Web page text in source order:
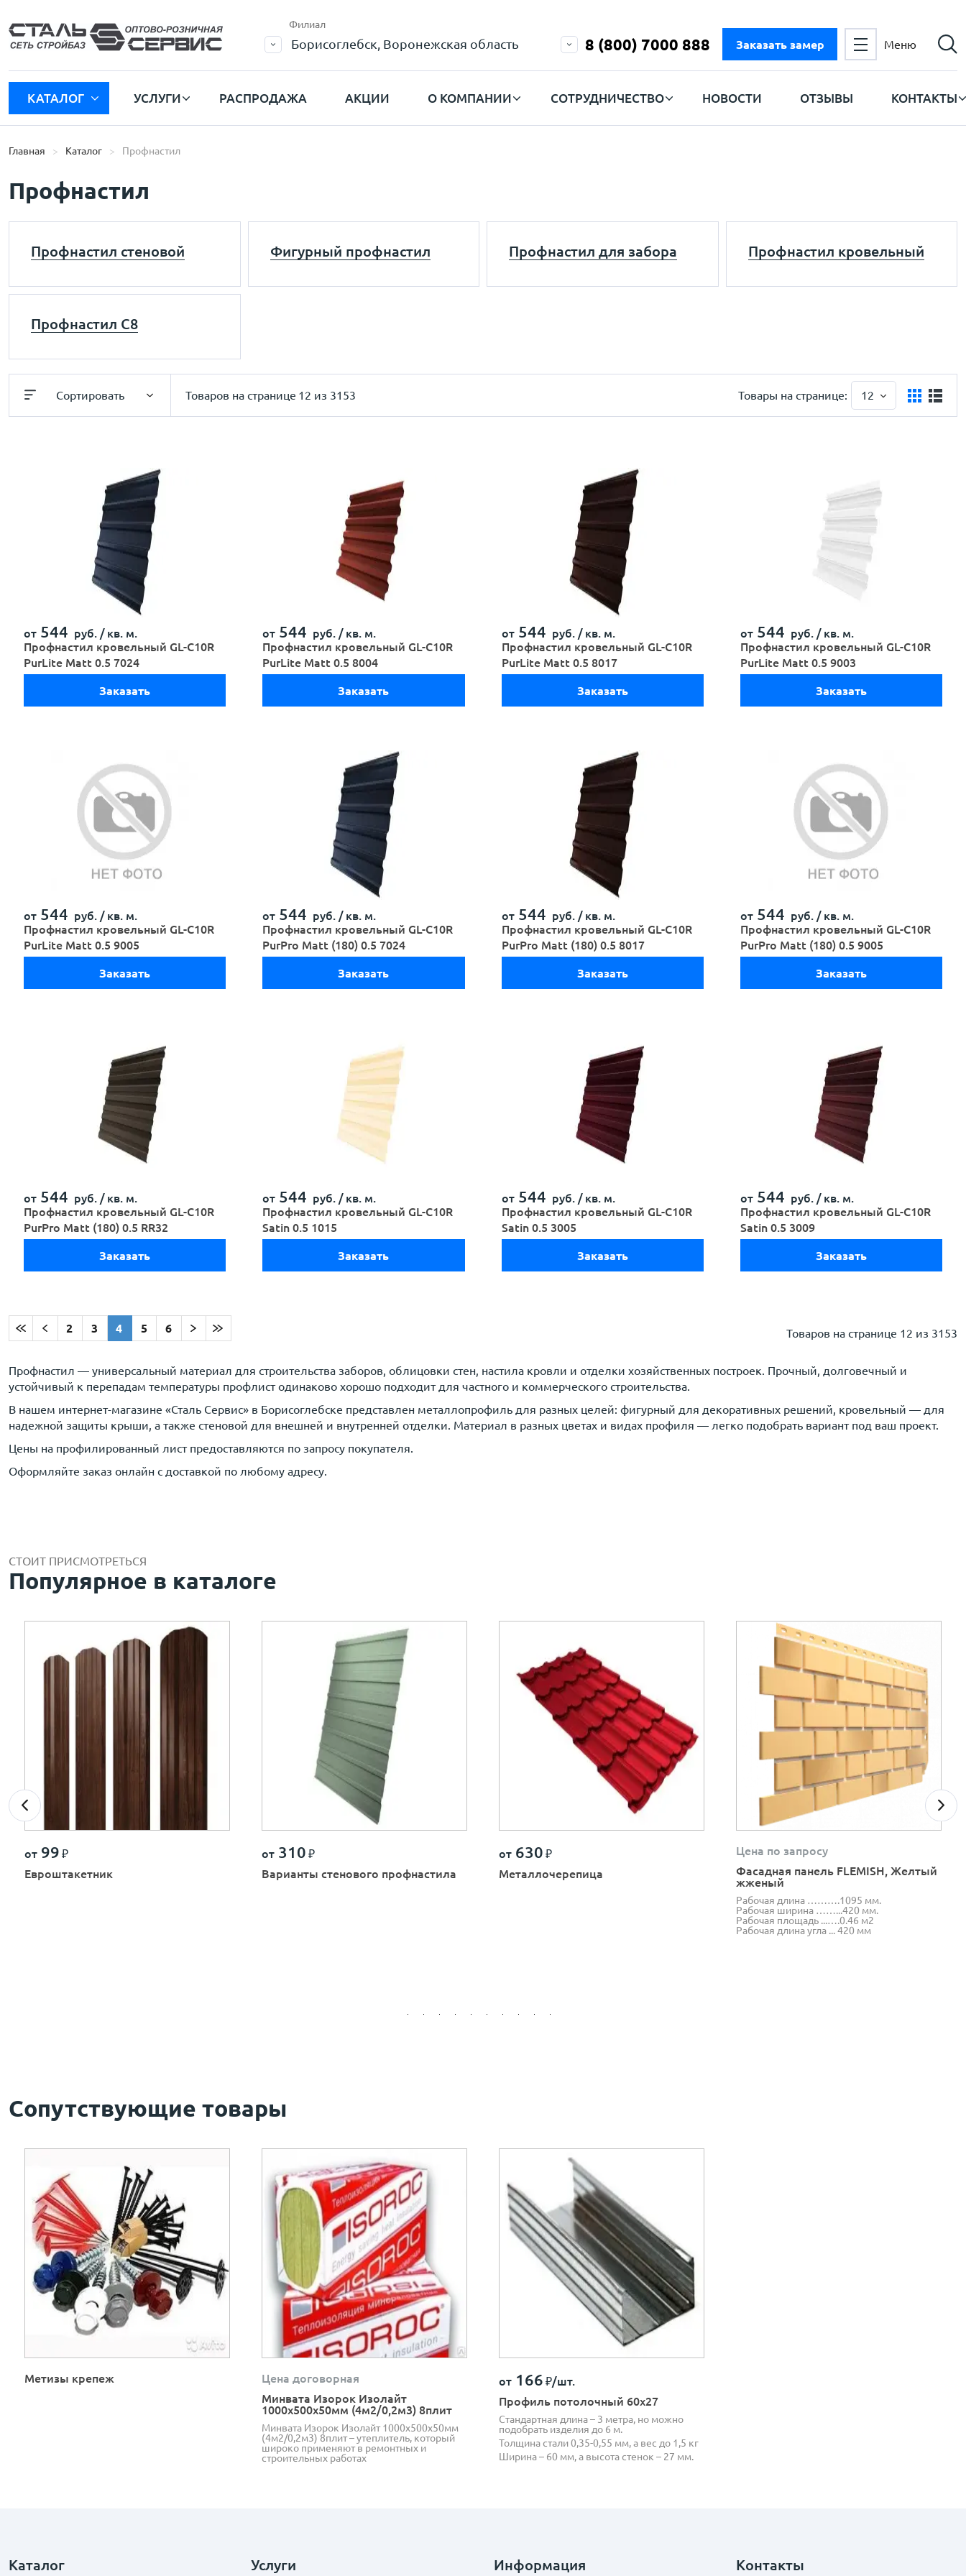
Филиал
Борисоглебск, Воронежская область 8 (800) 7000 888 Заказать замер Меню
КАТАЛОГ УСЛУГИ РАСПРОДАЖА АКЦИИ О КОМПАНИИ СОТРУДНИЧЕСТВО НОВОСТИ ОТЗЫВЫ КОНТАКТЫ
Главная Каталог Профнастил
Профнастил
Профнастил стеновой Фигурный профнастил Профнастил для забора Профнастил кровельный
Профнастил С8
Сортировать Товаров на странице 12 из 3153 Товары на странице: 12
от 544 руб. / кв. м.
Профнастил кровельный GL-С10R
PurLite Мatt 0.5 7024
Заказать
от 544 руб. / кв. м.
Профнастил кровельный GL-С10R
PurLite Мatt 0.5 8004
Заказать
от 544 руб. / кв. м.
Профнастил кровельный GL-С10R
PurLite Мatt 0.5 8017
Заказать
от 544 руб. / кв. м.
Профнастил кровельный GL-С10R
PurLite Мatt 0.5 9003
Заказать
от 544 руб. / кв. м.
Профнастил кровельный GL-С10R
PurLite Мatt 0.5 9005
Заказать
от 544 руб. / кв. м.
Профнастил кровельный GL-С10R
PurPro Matt (180) 0.5 7024
Заказать
от 544 руб. / кв. м.
Профнастил кровельный GL-С10R
PurPro Matt (180) 0.5 8017
Заказать
от 544 руб. / кв. м.
Профнастил кровельный GL-С10R
PurPro Matt (180) 0.5 9005
Заказать
от 544 руб. / кв. м.
Профнастил кровельный GL-С10R
PurPro Matt (180) 0.5 RR32
Заказать
от 544 руб. / кв. м.
Профнастил кровельный GL-С10R
Satin 0.5 1015
Заказать
от 544 руб. / кв. м.
Профнастил кровельный GL-С10R
Satin 0.5 3005
Заказать
от 544 руб. / кв. м.
Профнастил кровельный GL-С10R
Satin 0.5 3009
Заказать
2 3 4 5 6 Товаров на странице 12 из 3153
Профнастил — универсальный материал для строительства заборов, облицовки стен, настила кровли и отделки хозяйственных построек. Прочный, долговечный и
устойчивый к перепадам температуры профлист одинаково хорошо подходит для частного и коммерческого строительства.
В нашем интернет-магазине «Сталь Сервис» в Борисоглебске представлен металлопрофиль для разных целей: фигурный для декоративных решений, кровельный — для
надежной защиты крыши, а также стеновой для внешней и внутренней отделки. Материал в разных цветах и видах профиля — легко подобрать вариант под ваш проект.
Цены на профилированный лист предоставляются по запросу покупателя.
Оформляйте заказ онлайн с доставкой по любому адресу.
СТОИТ ПРИСМОТРЕТЬСЯ
Популярное в каталоге
от 99 ₽
Евроштакетник
от 310 ₽
Варианты стенового профнастила
от 630 ₽
Металлочерепица
Цена по запросу
Фасадная панель FLEMISH, Желтый
жженый
Рабочая длина ……….1095 мм.
Рабочая ширина ……...420 мм.
Рабочая площадь ...….0.46 м2
Рабочая длина угла ... 420 мм
Сопутствующие товары
Метизы крепеж
Цена договорная
Минвата Изорок Изолайт
1000х500х50мм (4м2/0,2м3) 8плит
Минвата Изорок Изолайт 1000х500х50мм
(4м2/0,2м3) 8плит – утеплитель, который
широко применяют в ремонтных и
строительных работах
от 166 ₽/шт.
Профиль потолочный 60х27
Стандартная длина – 3 метра, но можно
подобрать изделия до 6 м.
Толщина стали 0,35-0,55 мм, а вес до 1,5 кг
Ширина – 60 мм, а высота стенок – 27 мм.
Каталог Услуги Информация Контакты